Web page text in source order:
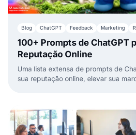
Blog ChatGPT Feedback Marketing
100+ Prompts de ChatGPT
Reputação Online
Uma lista extensa de prompts de
sua reputação online, elevar sua